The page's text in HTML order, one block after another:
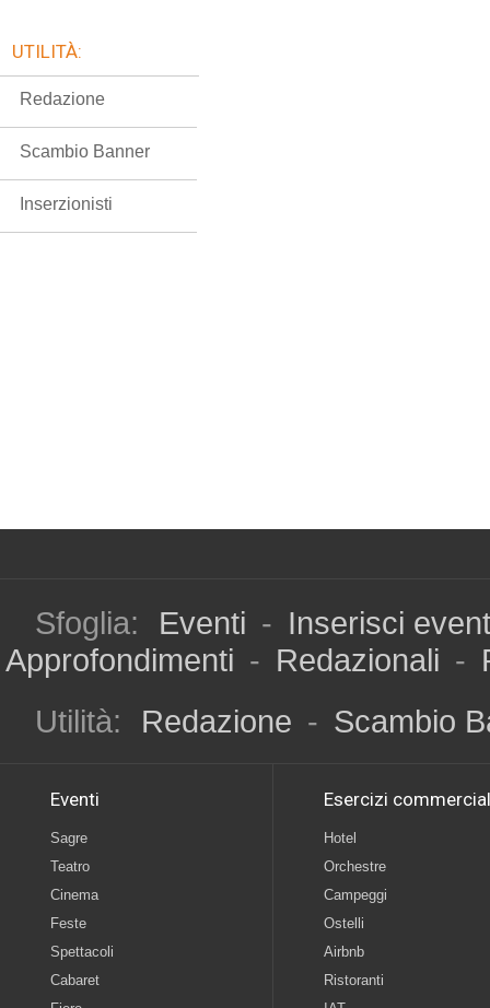
UTILITÀ:
Redazione
Scambio Banner
Inserzionisti
Sfoglia: Eventi - Inserisci
Approfondimenti - Redazionali -
Utilità:
Redazione - Scambio
Eventi
Sagre
Teatro
Cinema
Feste
Spettacoli
Cabaret
Esercizi
Hotel
Orchestre
Campeggi
Ostelli
Airbnb
Ristoranti